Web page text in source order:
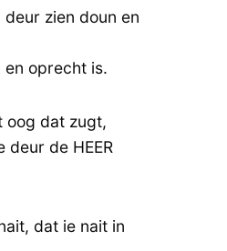
zien doun en
oprecht is.
oog dat zugt,
deur de HEER
dat ie nait in